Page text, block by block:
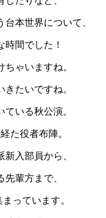
本世界について、
間でした！
ゃいますね。
たいですね。
いる秋公演。
た役者布陣。
入部員から、
輩方まで、
っています。